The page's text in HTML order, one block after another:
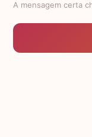
A mensagem certa